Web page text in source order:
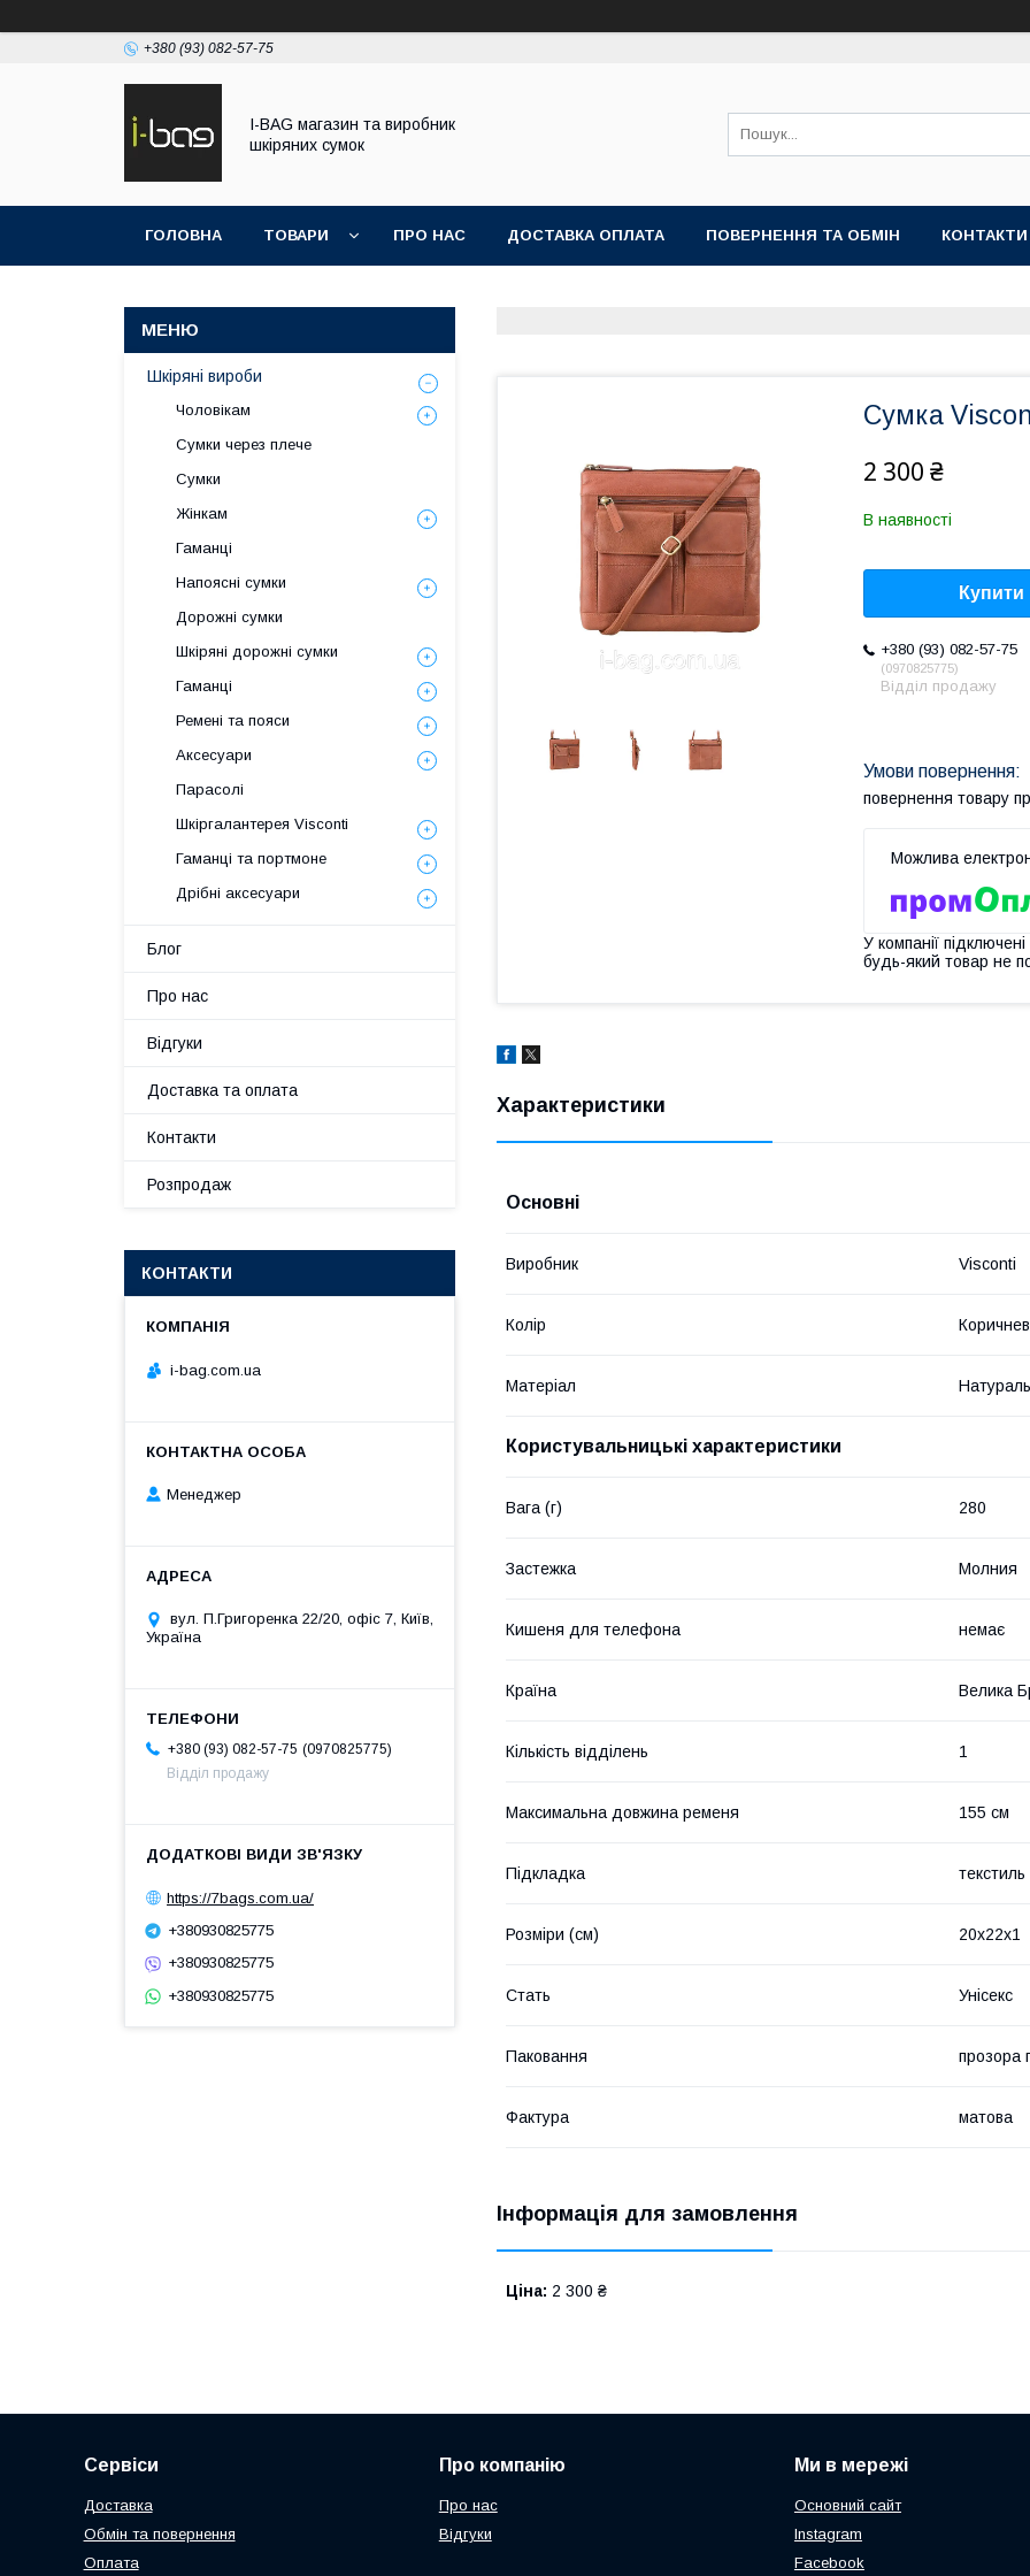
+380 (93) 082-57-75
I-BAG магазин та виробник
шкіряних сумок
ГОЛОВНА ТОВАРИ ПРО НАС ДОСТАВКА ОПЛАТА ПОВЕРНЕННЯ ТА ОБМІН КОНТАКТИ
Сумка
2 300 ₴
В наявності
Купити
+380 (93) 082-57-75
0970825775
Відділ продажу
повернення товару
У компанії
будь-який товар не
Характеристики
Основні
Виробник Visconti
Колір
Матеріал
Користувальницькі характеристики
Вага (г) 280
Застежка Молния
Кишеня для телефона немає
Країна Велика
Кількість відділень 1
Максимальна довжина ременя 155 см
Підкладка текстиль
Розміри (см) 20х22х1
Стать Унісекс
Паковання прозора
Фактура матова
Інформація для замовлення
Ціна: 2 300 ₴
Шкіряні вироби
Чоловікам
Сумки через плече
Сумки
Жінкам
Гаманці
Напоясні сумки
Дорожні сумки
Шкіряні дорожні сумки
Гаманці
Ремені та пояси
Аксесуари
Парасолі
Шкіргалантерея Visconti
Гаманці та портмоне
Дрібні аксесуари
Блог
Про нас
Відгуки
Доставка та оплата
Контакти
Розпродаж
КОНТАКТИ
i-bag.com.ua
Менеджер
вул. П.Григоренка 22/20, офіс 7, Київ,
Україна
+380 (93) 082-57-75
0970825775
Відділ продажу
https://7bags.com.ua/
+380930825775
+380930825775
+380930825775
Сервіси
Доставка
Обмін та повернення
Оплата
Про компанію
Про нас
Відгуки
Ми в мережі
Основний сайт
Instagram
Facebook